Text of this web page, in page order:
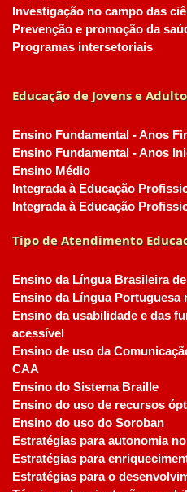
Investigação no campo das
Prevenção e promoção da
Programas intersetoriais
Educação de Jovens e
Ensino Fundamental - Anos
Ensino Fundamental - Anos
Ensino Médio
Integrada à Educação
Integrada à Educação
Tipo de Atendimento
Ensino da Língua Brasileira
Ensino da Língua Portuguesa
Ensino da usabilidade e das
acessível
Ensino de uso da
CAA
Ensino do Sistema Braille
Ensino do uso de recursos
Ensino do uso do Soroban
Estratégias para autonomia
Estratégias para
Estratégias para o